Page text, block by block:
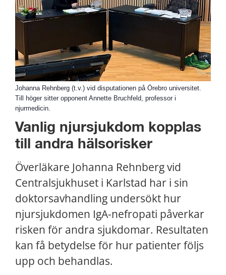
Johanna Rehnberg (t.v.) vid disputationen på Örebro universitet.
Till höger sitter opponent Annette Bruchfeld, professor i
njurmedicin.
Vanlig njursjukdom kopplas
till andra hälsorisker
Överläkare Johanna Rehnberg vid
Centralsjukhuset i Karlstad har i sin
doktorsavhandling undersökt hur
njursjukdomen IgA-nefropati påverkar
risken för andra sjukdomar. Resultaten
kan få betydelse för hur patienter följs
upp och behandlas.